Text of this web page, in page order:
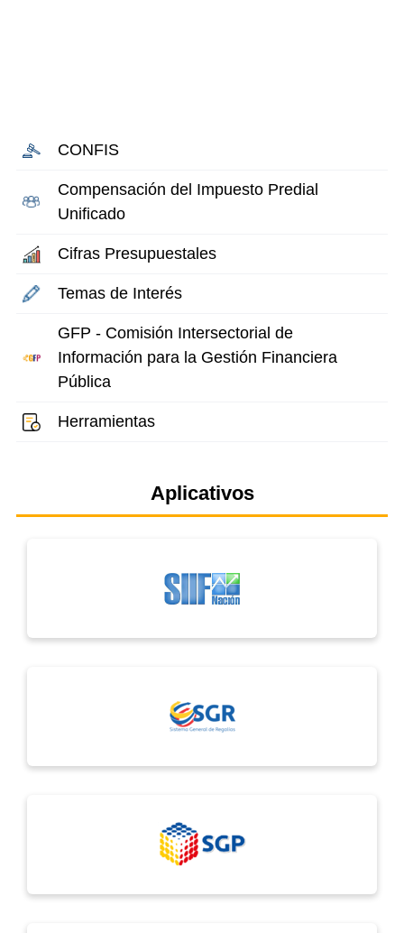
CONFIS
Compensación del Impuesto Predial
Unificado
Cifras Presupuestales
Temas de Interés
GFP - Comisión Intersectorial de
Información para la Gestión Financiera
Pública
Herramientas
Aplicativos